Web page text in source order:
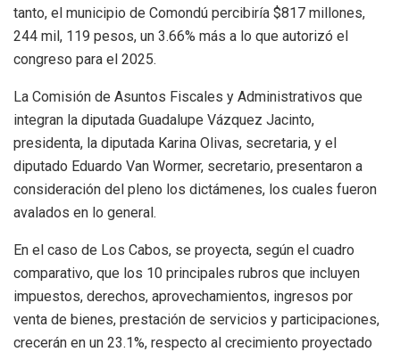
tanto, el municipio de Comondú percibiría $817 millones,
244 mil, 119 pesos, un 3.66% más a lo que autorizó el
congreso para el 2025.
La Comisión de Asuntos Fiscales y Administrativos que
integran la diputada Guadalupe Vázquez Jacinto,
presidenta, la diputada Karina Olivas, secretaria, y el
diputado Eduardo Van Wormer, secretario, presentaron a
consideración del pleno los dictámenes, los cuales fueron
avalados en lo general.
En el caso de Los Cabos, se proyecta, según el cuadro
comparativo, que los 10 principales rubros que incluyen
impuestos, derechos, aprovechamientos, ingresos por
venta de bienes, prestación de servicios y participaciones,
crecerán en un 23.1%, respecto al crecimiento proyectado